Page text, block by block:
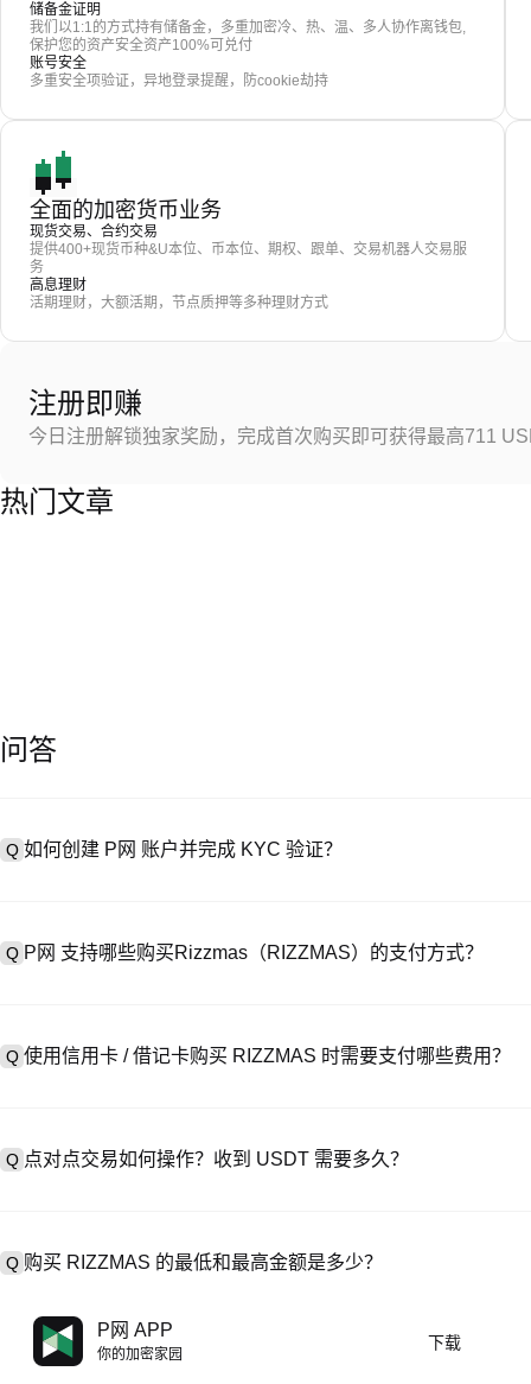
储备金证明
我们以1:1的方式持有储备金，多重加密冷、热、温、多人协作离钱包,
保护您的资产安全资产100%可兑付
账号安全
多重安全项验证，异地登录提醒，防cookie劫持
全面的加密货币业务
现货交易、合约交易
提供400+现货币种&U本位、币本位、期权、跟单、交易机器人交易服
务
高息理财
活期理财，大额活期，节点质押等多种理财方式
注册即赚
今日注册解锁独家奖励，完成首次购买即可获得最高711
热门文章
问答
Q 如何创建 P网 账户并完成 KYC 验证？
Q P网 支持哪些购买Rizzmas（RIZZMAS）的支付方式？
易，提供定制报价。
Q 使用信用卡 / 借记卡购买 RIZZMAS 时需要支付哪些费用？
Q 点对点交易如何操作？收到 USDT 需要多久？
Q 购买 RIZZMAS 的最低和最高金额是多少？
最低和最高限额因购买方式和验证等级而异。信用卡 / 借记卡最低
常起价 10 美元）；银行转账最低存款多为 100 美元。操作前请查看
P网 APP
你的加密家园
下载